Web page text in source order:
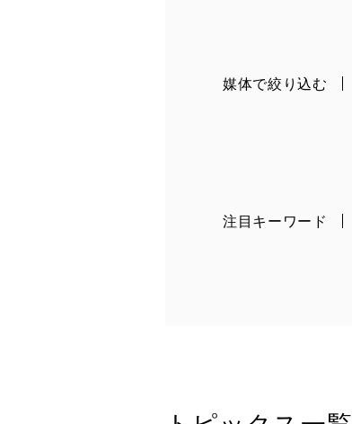
媒体で絞り込む
注目キーワード